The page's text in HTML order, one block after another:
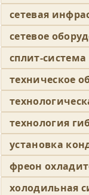
сетевая
сетевое
сплит-система
техническое
технология
установка
фреон
холодильная